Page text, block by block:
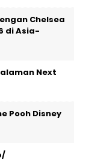
Chelsea
di Asia-
Next
Pooh Disney